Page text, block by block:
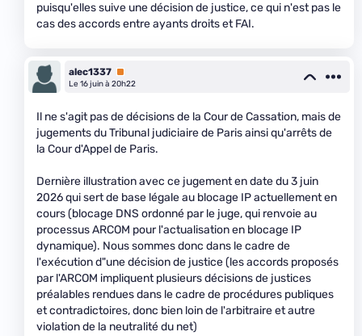
puisqu'elles suive une décision de justice, ce qui n'est pas le
cas des accords entre ayants droits et FAI.
alec1337 Premium
Le 16 juin à 20h22
Il ne s'agit pas de décisions de la Cour de Cassation, mais de
jugements du Tribunal judiciaire de Paris ainsi qu'arrêts de
la Cour d'Appel de Paris.
Dernière illustration avec ce jugement en date du 3 juin
2026 qui sert de base légale au blocage IP actuellement en
cours (blocage DNS ordonné par le juge, qui renvoie au
processus ARCOM pour l'actualisation en blocage IP
dynamique). Nous sommes donc dans le cadre de
l'exécution d"une décision de justice (les accords proposés
par l'ARCOM impliquent plusieurs décisions de justices
préalables rendues dans le cadre de procédures publiques
et contradictoires, donc bien loin de l'arbitraire et autre
violation de la neutralité du net)